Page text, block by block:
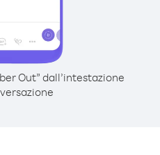
Out” dall’intestazione